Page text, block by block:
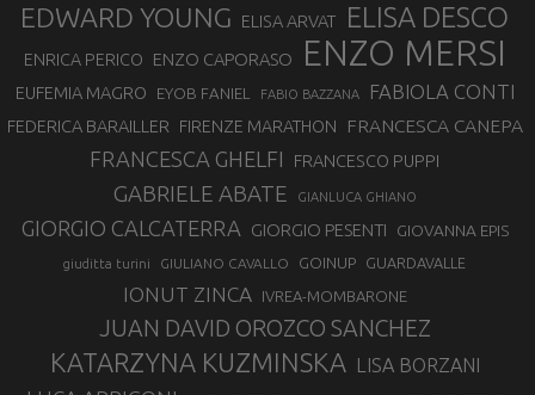
EDWARD YOUNG ELISA ARVAT ELISA DESCO
ENRICA PERICO ENZO CAPORASO ENZO MERSI
EUFEMIA MAGRO EYOB FANIEL FABIO BAZZANA FABIOLA CONTI
FEDERICA BARAILLER FIRENZE MARATHON FRANCESCA CANEPA
FRANCESCA GHELFI FRANCESCO PUPPI
GABRIELE ABATE GIANLUCA GHIANO
GIORGIO CALCATERRA GIORGIO PESENTI GIOVANNA EPIS
giuditta turini GIULIANO CAVALLO GOINUP GUARDAVALLE
IONUT ZINCA IVREA-MOMBARONE
JUAN DAVID OROZCO SANCHEZ
KATARZYNA KUZMINSKA LISA BORZANI